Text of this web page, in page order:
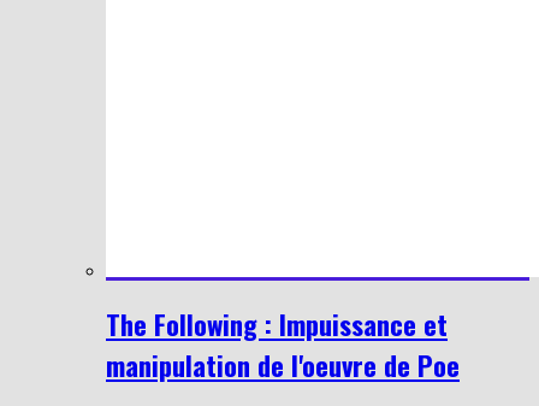
The Following : Impuissance et
manipulation de l'oeuvre de Poe